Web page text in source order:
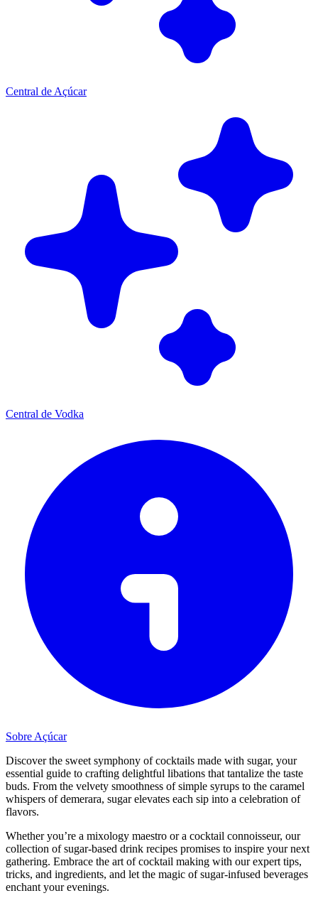
Central de Açúcar
Central de Vodka
Sobre Açúcar
Discover the sweet symphony of cocktails made with sugar, your
essential guide to crafting delightful libations that tantalize the taste
buds. From the velvety smoothness of simple syrups to the caramel
whispers of demerara, sugar elevates each sip into a celebration of
flavors.
Whether you’re a mixology maestro or a cocktail connoisseur, our
collection of sugar-based drink recipes promises to inspire your next
gathering. Embrace the art of cocktail making with our expert tips,
tricks, and ingredients, and let the magic of sugar-infused beverages
enchant your evenings.